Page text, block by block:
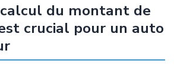
du montant de
crucial pour un auto